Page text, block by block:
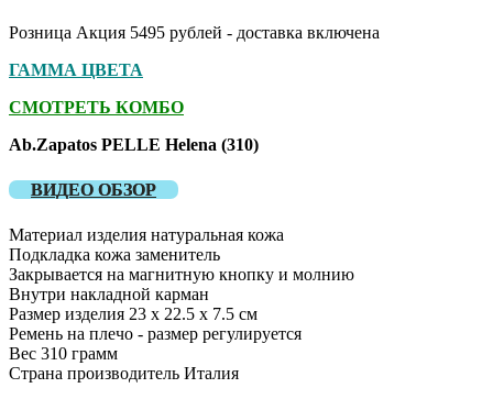
Розница Акция 5495 рублей - доставка включена
ГАММА ЦВЕТА
СМОТРЕТЬ КОМБО
Ab.Zapatos PELLE Helena (310)
ВИДЕО ОБЗОР
Материал изделия натуральная кожа
Подкладка кожа заменитель
Закрывается на магнитную кнопку и молнию
Внутри накладной карман
Размер изделия 23 х 22.5 х 7.5 см
Ремень на плечо - размер регулируется
Вес 310 грамм
Страна производитель Италия